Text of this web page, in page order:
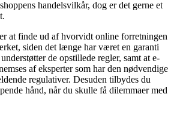
handelsvilkår, dog er det gerne et
at finde ud af hvorvidt online forretningen
siden det længe har været en garanti
de opstillede regler, samt at e-
af eksperter som har den nødvendige
regulativer. Desuden tilbydes du
hånd, når du skulle få dilemmaer med